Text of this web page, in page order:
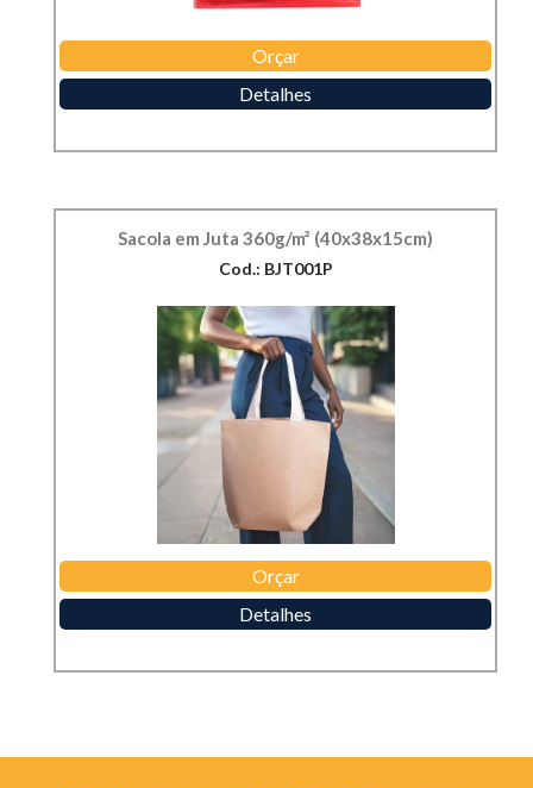
Orçar
Detalhes
Sacola em Juta 360g/m² (40x38x15cm)
Cod.: BJT001P
Orçar
Detalhes